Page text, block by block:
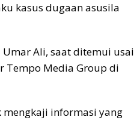
kasus dugaan asusila
Umar Ali, saat ditemui usai
Tempo Media Group di
mengkaji informasi yang